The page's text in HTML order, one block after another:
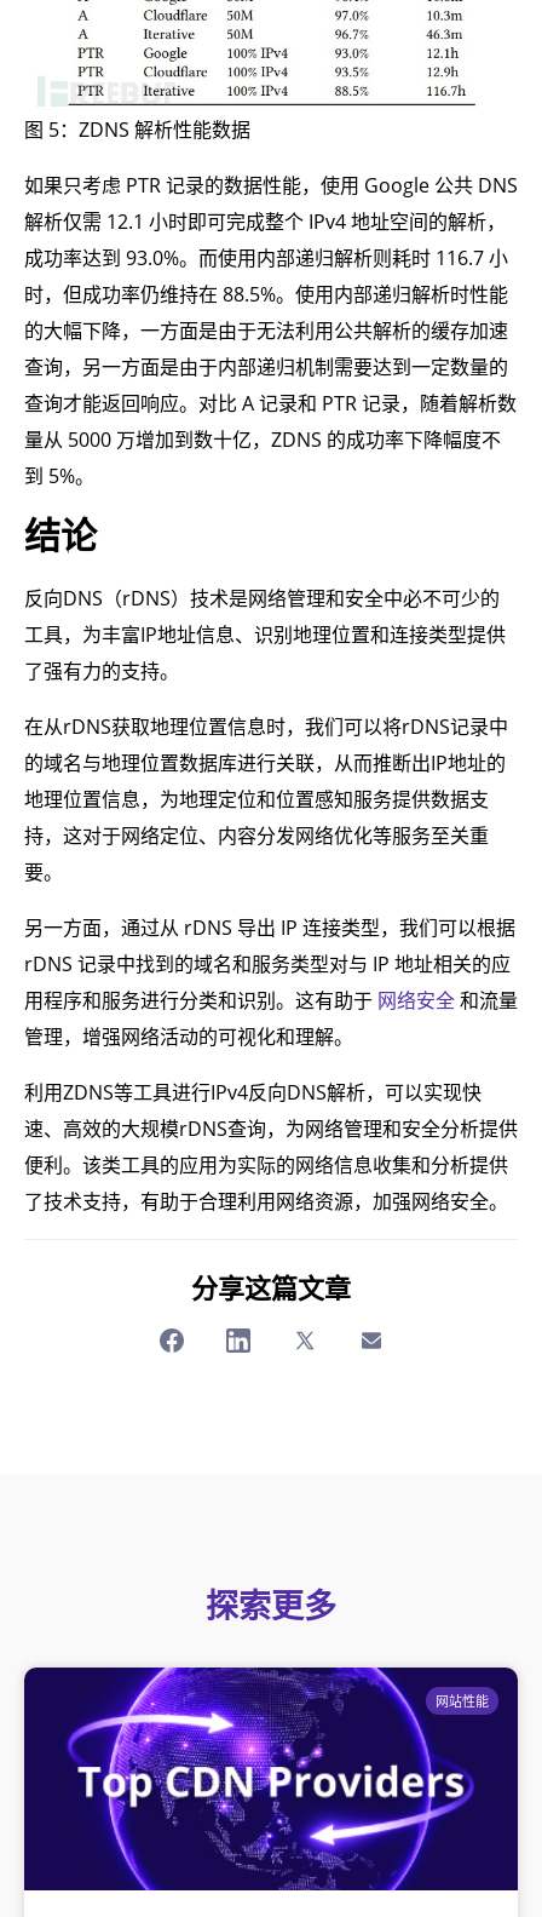
图 5：ZDNS 解析性能数据
如果只考虑 PTR 记录的数据性能，使用 Google 公共 DNS
解析仅需 12.1 小时即可完成整个 IPv4 地址空间的解析，
成功率达到 93.0%。而使用内部递归解析则耗时 116.7 小
时，但成功率仍维持在 88.5%。使用内部递归解析时性能
的大幅下降，一方面是由于无法利用公共解析的缓存加速
查询，另一方面是由于内部递归机制需要达到一定数量的
查询才能返回响应。对比 A 记录和 PTR 记录，随着解析数
量从 5000 万增加到数十亿，ZDNS 的成功率下降幅度不
到 5%。
结论
反向DNS（rDNS）技术是网络管理和安全中必不可少的
工具，为丰富IP地址信息、识别地理位置和连接类型提供
了强有力的支持。
在从rDNS获取地理位置信息时，我们可以将rDNS记录中
的域名与地理位置数据库进行关联，从而推断出IP地址的
地理位置信息，为地理定位和位置感知服务提供数据支
持，这对于网络定位、内容分发网络优化等服务至关重
要。
另一方面，通过从 rDNS 导出 IP 连接类型，我们可以根据
rDNS 记录中找到的域名和服务类型对与 IP 地址相关的应
用程序和服务进行分类和识别。这有助于 网络安全和流量
管理，增强网络活动的可视化和理解。
利用ZDNS等工具进行IPv4反向DNS解析，可以实现快
速、高效的大规模rDNS查询，为网络管理和安全分析提供
便利。该类工具的应用为实际的网络信息收集和分析提供
了技术支持，有助于合理利用网络资源，加强网络安全。
分享这篇文章
探索更多
网站性能